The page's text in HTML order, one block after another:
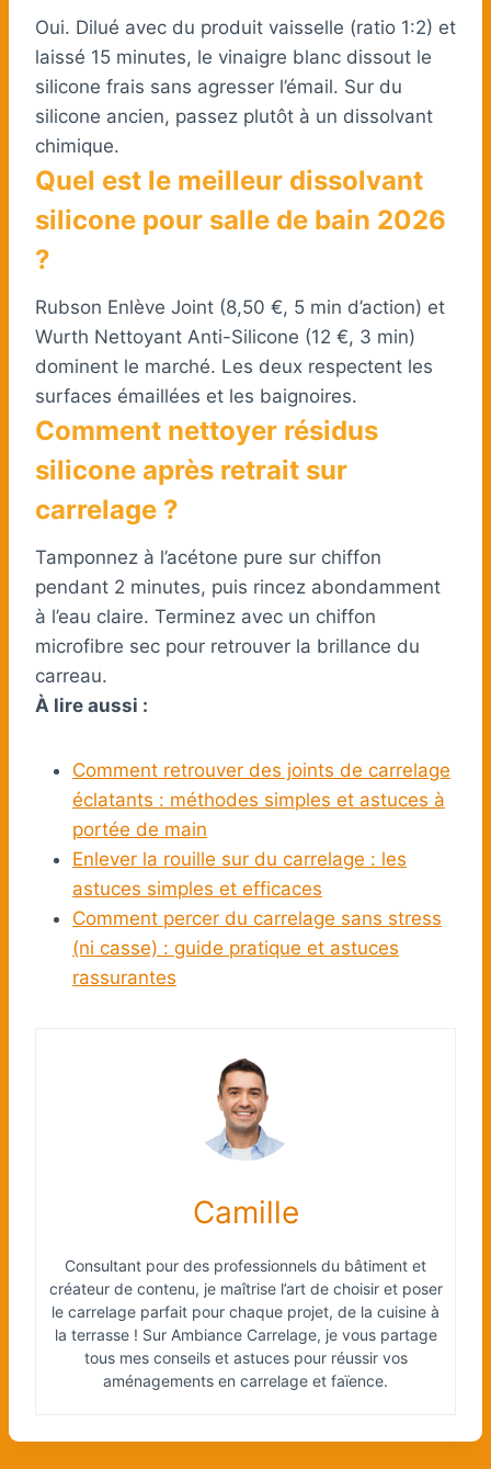
Oui. Dilué avec du produit vaisselle (ratio 1:2) et
laissé 15 minutes, le vinaigre blanc dissout le
silicone frais sans agresser l’émail. Sur du
silicone ancien, passez plutôt à un dissolvant
chimique.
Quel est le meilleur dissolvant
silicone pour salle de bain 2026
?
Rubson Enlève Joint (8,50 €, 5 min d’action) et
Wurth Nettoyant Anti-Silicone (12 €, 3 min)
dominent le marché. Les deux respectent les
surfaces émaillées et les baignoires.
Comment nettoyer résidus
silicone après retrait sur
carrelage ?
Tamponnez à l’acétone pure sur chiffon
pendant 2 minutes, puis rincez abondamment
à l’eau claire. Terminez avec un chiffon
microfibre sec pour retrouver la brillance du
carreau.
À lire aussi :
Comment retrouver des joints de carrelage
éclatants : méthodes simples et astuces à
portée de main
Enlever la rouille sur du carrelage : les
astuces simples et efficaces
Comment percer du carrelage sans stress
(ni casse) : guide pratique et astuces
rassurantes
Camille
Consultant pour des professionnels du bâtiment et
créateur de contenu, je maîtrise l’art de choisir et poser
le carrelage parfait pour chaque projet, de la cuisine à
la terrasse ! Sur Ambiance Carrelage, je vous partage
tous mes conseils et astuces pour réussir vos
aménagements en carrelage et faïence.